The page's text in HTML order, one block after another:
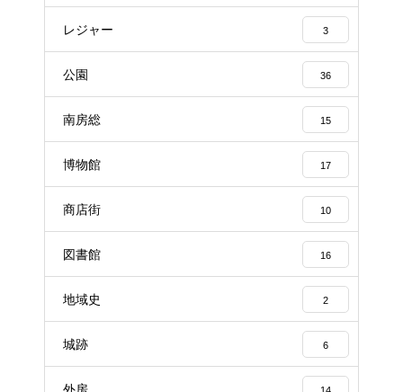
レジャー 3
公園 36
南房総 15
博物館 17
商店街 10
図書館 16
地域史 2
城跡 6